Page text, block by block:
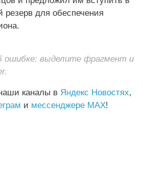
для обеспечения
ошибке: выделите фрагмент и
каналы в Яндекс Новостях,
и мессенджере MAX!